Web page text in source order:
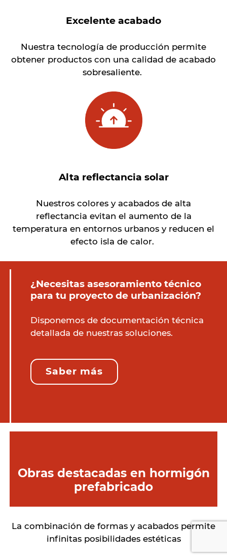
Excelente acabado
Nuestra tecnología de producción permite
obtener productos con una calidad de acabado
sobresaliente.
Alta reflectancia solar
Nuestros colores y acabados de alta
reflectancia evitan el aumento de la
temperatura en entornos urbanos y reducen el
efecto isla de calor.
¿Necesitas asesoramiento técnico
para tu proyecto de urbanización?
Disponemos de documentación técnica
detallada de nuestras soluciones.
Saber más
Obras destacadas en hormigón
prefabricado
La combinación de formas y acabados permite
infinitas posibilidades estéticas